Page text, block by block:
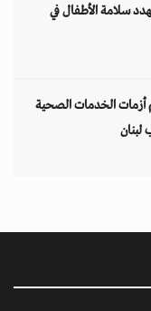
سلامة الأطفال في
أزمات الخدمات الصحية